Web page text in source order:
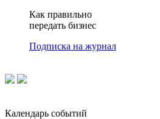
Как правильно
передать бизнес
Подписка на журнал
Календарь событий